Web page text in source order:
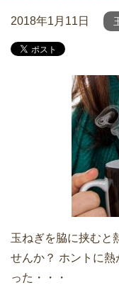
2018年1月11日
玉ねぎを脇に挟むと
せんか？ ホントに
った・・・